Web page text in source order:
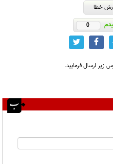
خطا
0
زیر ارسال فرمایید.